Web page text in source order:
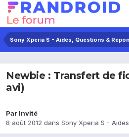
Sony Xperia S - Aides, Questions &
Newbie : Transfert de
avi)
Par Invité
8 août 2012 dans Sony Xperia S -